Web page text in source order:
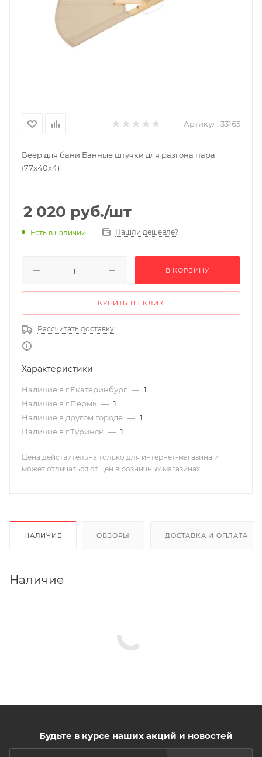
Артикул: 33165
Веер для бани Банные штучки для разгона пара
(77х40х4)
2 020 руб./шт
Есть в наличии Нашли дешевле?
В КОРЗИНУ
КУПИТЬ В 1 КЛИК
Рассчитать доставку
Характеристики
Наличие в г.Екатеринбург — 1
Наличие в г.Пермь — 1
Наличие в другом городе — 1
Наличие в г.Туринск — 1
Цена действительна только для интернет-магазина и
может отличаться от цен в розничных магазинах
НАЛИЧИЕ ОБЗОРЫ ДОСТАВКА И ОПЛАТА
Наличие
Будьте в курсе наших акций и новостей